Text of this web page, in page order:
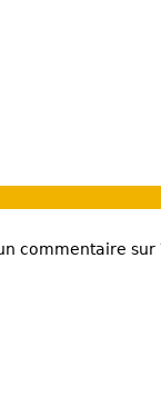
commentaire sur